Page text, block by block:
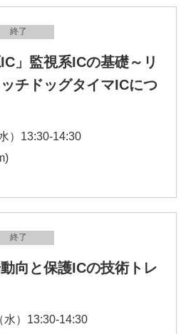
終了
」監視系ICの基礎～リ
チドッグタイマICにつ
）13:30-14:30
終了
向と保護ICの技術トレ
水）13:30-14:30